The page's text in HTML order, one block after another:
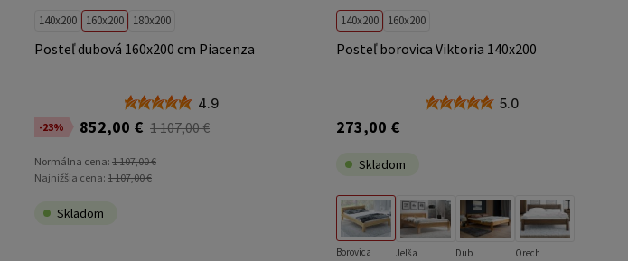
140x200 160x200 180x200
Posteľ dubová 160x200 cm Piacenza
4.9
-23% 852,00 € 1 107,00 €
Normálna cena: 1 107,00 €
Najnižšia cena: 1 107,00 €
Skladom
140x200 160x200
Posteľ borovica Viktoria 140x200
5.0
273,00 €
Skladom
Borovica Jelša Dub Orech